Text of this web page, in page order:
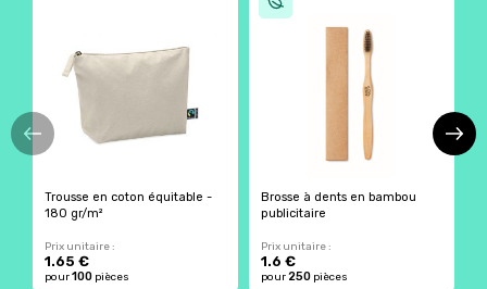
Trousse en coton équitable -
180 gr/m²
Prix unitaire :
1.65 €
pour100 pièces
Brosse à dents en bambou
publicitaire
Prix unitaire :
1.6 €
pour250 pièces